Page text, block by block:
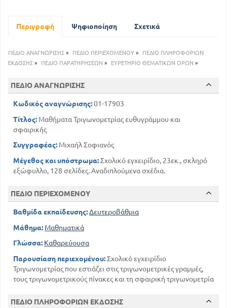
ΠΙΝΑΚΩΝ
61
ΚΕΦ 3
ΕΠΙΛΥΣΗ ΤΩΝ ΠΕΡΙ ΤΑ ΕΥΘΥΓΡΑΜΜΑ ΤΡΙΓΩΝΑ
ΠΡΟΒΛΗΜΑΤΩΝ
ΚΕΦ 4
ΤΡΙΓΩΝΟΜΕΤΡΙΑ ΣΦΑΙΡΙΚΗ
ΤΥΠΟΙ ΤΟΥ ΔΕΛΑΜΒΡΟΥ
Περιγραφή Ψηφιοποίηση Σχετικά
ΠΕΔΙΟ ΑΝΑΓΝΩΡΙΣΗΣ » ΠΕΔΙΟ ΠΕΡΙΕΧΟΜΕΝΟΥ »
ΠΕΔΙΟ ΠΛΗΡΟΦΟΡΙΩΝ
ΕΚΔΟΣΗΣ » ΠΕΔΙΟ ΠΑΡΑΤΗΡΗΣΕΩΝ » ΕΥΡΕΤΗΡΙΟ ΘΕΜΑΤΙΚΩΝ ΟΡΩΝ »
ΠΕΔΙΟ ΑΝΑΓΝΩΡΙΣΗΣ
Κωδικός αναγνώρισης:01-17903
Τίτλος: Μαθήματα Τριγωνομετρίας ευθυγράμμου και
σφαιρικής
Συγγραφέας: Μιχαήλ Σοφιανός
Μέγεθος και υπόστρωμα:Σχολικό εγχειρίδιο, 23εκ., σκληρό
εξώφυλλο, 128 σελίδες. Αναδιπλούμενα σχέδια.
ΠΕΔΙΟ ΠΕΡΙΕΧΟΜΕΝΟΥ
Βαθμίδα εκπαίδευσης:Δευτεροβάθμια
Μάθημα: Μαθηματικά
Γλώσσα: Καθαρεύουσα
Παρουσίαση περιεχομένου:Σχολικό εγχειρίδιο
Τριγωνομετρίας που εστιάζει στις τριγωνομετρικές γραμμές,
τους τριγωνομετρικούς πίνακες και τη σφαιρική τριγωνομετρία
ΠΕΔΙΟ ΠΛΗΡΟΦΟΡΙΩΝ ΕΚΔΟΣΗΣ